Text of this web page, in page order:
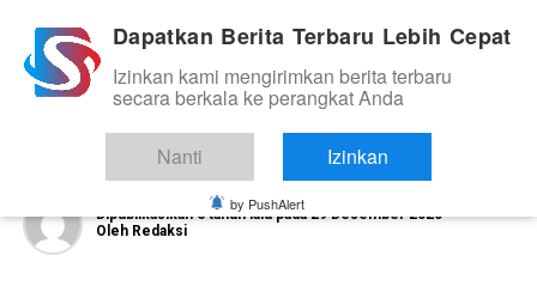
NEWS
Jaksa Agung Lantik 31 Orang Satgas
53, Ini Kata Kejari Sinjai
Dipublikasikan 6 tahun lalu pada 29 Desember 2020
Oleh Redaksi
Dapatkan Berita Terbaru Lebih Cepat
Izinkan kami mengirimkan berita terbaru
secara berkala ke perangkat Anda
Nanti Izinkan
by PushAlert